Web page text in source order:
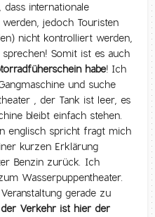
internationale
jedoch Touristen
nicht kontrolliert werden,
Somit ist es auch
habe! Ich
und suche
, der Tank ist leer, es
bleibt einfach stehen.
englisch spricht fragt mich
kurzen Erklärung
Benzin zurück. Ich
Wasserpuppentheater.
gerade zu
der Verkehr ist hier der